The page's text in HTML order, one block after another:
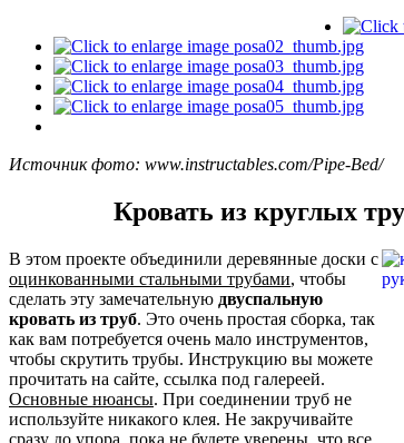
Источник фото: www.instructables.com/Pipe-Bed/
Кровать из круглых
В этом проекте объединили деревянные доски с
оцинкованными стальными трубами, чтобы
сделать эту замечательную двуспальную
кровать из труб. Это очень простая сборка, так
как вам потребуется очень мало инструментов,
чтобы скрутить трубы. Инструкцию вы можете
прочитать на сайте, ссылка под галереей.
Основные нюансы. При соединении труб не
используйте никакого клея. Не закручивайте
сразу до упора, пока не будете уверены, что все